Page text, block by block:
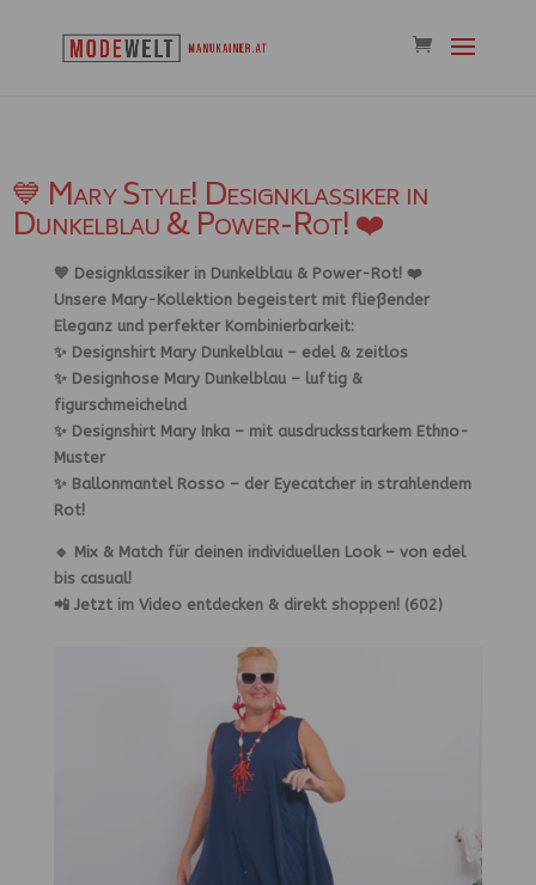
💙 Mary Style! Designklassiker in
Dunkelblau & Power-Rot! ❤️
💙 Designklassiker in Dunkelblau & Power-Rot! ❤️
Unsere Mary-Kollektionbegeistert mit fließender
Eleganz und perfekter Kombinierbarkeit:
✨ Designshirt Mary Dunkelblau– edel & zeitlos
✨ Designhose Mary Dunkelblau– luftig &
figurschmeichelnd
✨ Designshirt Mary Inka– mit ausdrucksstarkem Ethno-
Muster
✨ Ballonmantel Rosso– der Eyecatcher in strahlendem
Rot!
🔹 Mix & Match für deinen individuellen Look – von edel
bis casual!
📲 Jetzt im Video entdecken & direkt shoppen! (602)